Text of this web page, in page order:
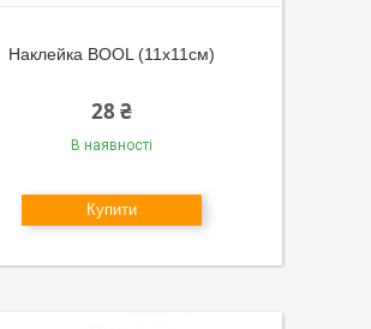
Наклейка BOOL (11х11см)
28 ₴
В наявності
Купити